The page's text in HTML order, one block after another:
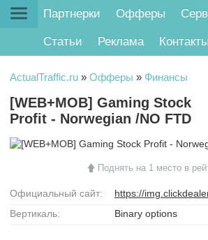
Партнерки Офферы
Статьи Реклама Контакты
ActualTraffic.ru » Офферы » Финансы
[WEB+MOB] Gaming Stock
Profit - Norwegian /NO FTD
Поднять на 1 место в
Официальный сайт:
https://
Вертикаль:
Binary options